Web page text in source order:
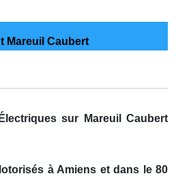
Mareuil Caubert
sur Mareuil Caubert
à Amiens et dans le 80